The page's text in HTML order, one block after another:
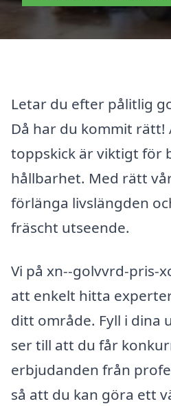
Letar du efter pålitlig
Då har du kommit rätt!
toppskick är viktigt för
hållbarhet. Med rätt
förlänga livslängden
fräscht utseende.
Vi på xn--golvvrd-pris-
att enkelt hitta
ditt område. Fyll i dina
ser till att du får
erbjudanden från
så att du kan göra ett